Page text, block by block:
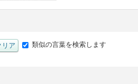
類似の言葉を検索します